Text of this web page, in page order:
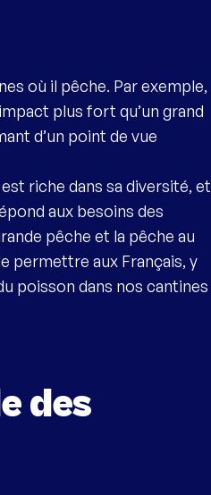
où il pêche. Par exemple,
plus fort qu’un grand
d’un point de vue
riche dans sa diversité, et
aux besoins des
pêche et la pêche au
permettre aux Français, y
poisson dans nos cantines
des